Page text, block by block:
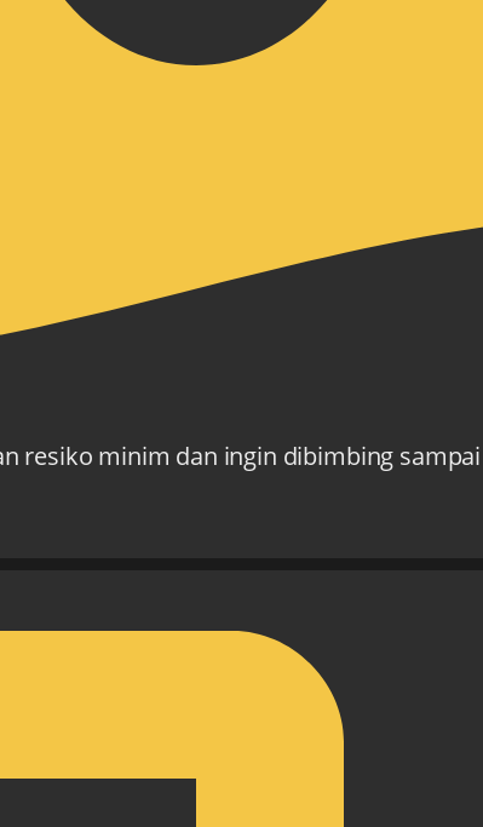
resiko minim dan ingin dibimbing